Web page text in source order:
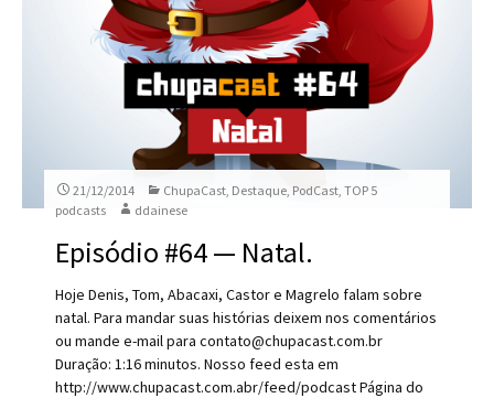
21/12/2014 ChupaCast, Destaque, PodCast,TOP 5
podcasts
ddainese
Episódio #64 — Natal.
Hoje Denis, Tom, Abacaxi, Castor e Magrelo falam sobre
natal. Para mandar suas histórias deixem nos comentários
ou mande e-mail para contato@chupacast.com.br
Duração: 1:16 minutos. Nosso feed esta em
http://www.chupacast.com.abr/feed/podcast Página do